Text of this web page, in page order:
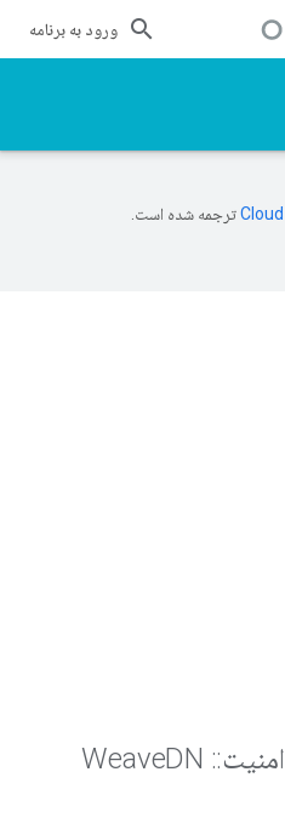
ورود به برنامه
ترجمه شده است.
امنیت::
DN